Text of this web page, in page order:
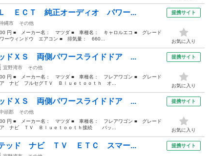
Ｌ ＥＣＴ 純正オーディオ パワー...
縄市
その他
円 ■ メーカー名： マツダ ■ 車種名： キャロルエコ ■ グレード
ウィンドウ エアコン ■ 排気量： 660...
提携サイト
お気に入り
ドＸＳ 両側パワースライドドア ...
宜野湾市
その他
円 ■ メーカー名： マツダ ■ 車種名： フレアワゴン ■ グレード
ナビ フルセグＴＶ Ｂｌｕｅｔｏｏｔｈ オ...
提携サイト
お気に入り
ドＸＳ 両側パワースライドドア ...
頭郡
その他
円 ■ メーカー名： マツダ ■ 車種名： フレアワゴン ■ グレード
ア ナビ ＴＶ Ｂｌｕｅｔｏｏｔｈ接続 バッ...
提携サイト
お気に入り
テッド ナビ ＴＶ ＥＴＣ スマー... 提携サイト